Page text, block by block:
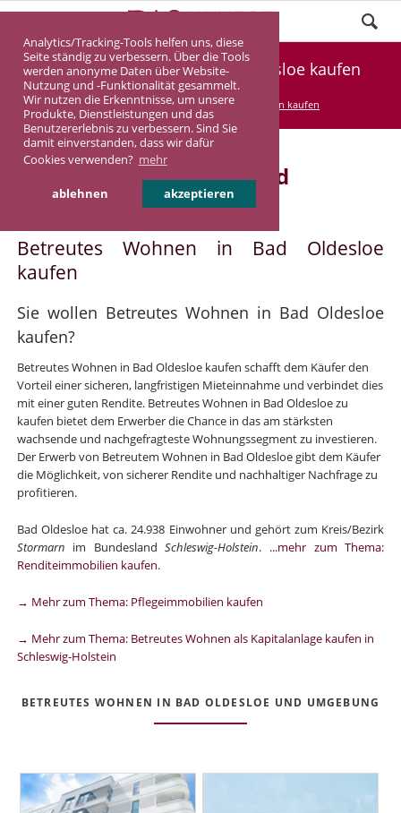
Analytics/Tracking-Tools helfen uns, diese
Seite ständig zu verbessern. Über die Tools
werden anonyme Daten über Website-
Nutzung und -Funktionalität gesammelt.
Wir nutzen die Erkenntnisse, um unsere
Produkte, Dienstleistungen und das
Benutzererlebnis zu verbessern. Sind Sie
damit einverstanden, dass wir dafür
Cookies verwenden? mehr
ablehnen akzeptieren
Betreutes Wohnen in Bad Oldesloe kaufen
DASINVEST Service Betreutes Wohnen kaufen
Betreutes Wohnen in Bad
Oldesloe
Betreutes Wohnen in Bad Oldesloe
kaufen
Sie wollen Betreutes Wohnen in Bad Oldesloe
kaufen?
Betreutes Wohnen in Bad Oldesloe kaufen schafft dem Käufer den
Vorteil einer sicheren, langfristigen Mieteinnahme und verbindet dies
mit einer guten Rendite. Betreutes Wohnen in Bad Oldesloe zu
kaufen bietet dem Erwerber die Chance in das am stärksten
wachsende und nachgefragteste Wohnungssegment zu investieren.
Der Erwerb von Betreutem Wohnen in Bad Oldesloe gibt dem Käufer
die Möglichkeit, von sicherer Rendite und nachhaltiger Nachfrage zu
profitieren.
Bad Oldesloe hat ca. 24.938 Einwohner und gehört zum Kreis/Bezirk
Stormarn im BundeslandSchleswig-Holstein. ...mehr zum Thema:
Renditeimmobilien kaufen.
→ Mehr zum Thema: Pflegeimmobilien kaufen
→ Mehr zum Thema: Betreutes Wohnen als Kapitalanlage kaufen in
Schleswig-Holstein
BETREUTES WOHNEN IN BAD OLDESLOE UND UMGEBUNG